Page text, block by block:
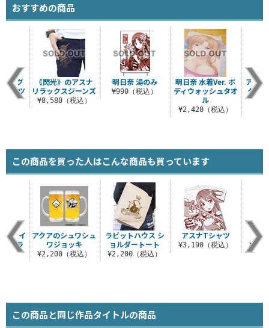
おすすめの商品
明日奈 湯のみ
¥990（税込）
明日奈 水着Ver. ボ
ディウォッシュタオ
ル
¥2,420（税込）
アス
クリ
ルグ
シャツ
Ver.
《閃光》のアスナ
リラックスジーンズ
¥8,580（税込）
この商品を買った人はこんな商品も買っています
ラビットハウス シ
ョルダートート
¥2,200（税込）
アスナTシャツ
¥3,190（税込）
メイ
カラ
プ
アクアのシュワシュ
ワジョッキ
¥2,200（税込）
この商品と同じ作品タイトルの商品